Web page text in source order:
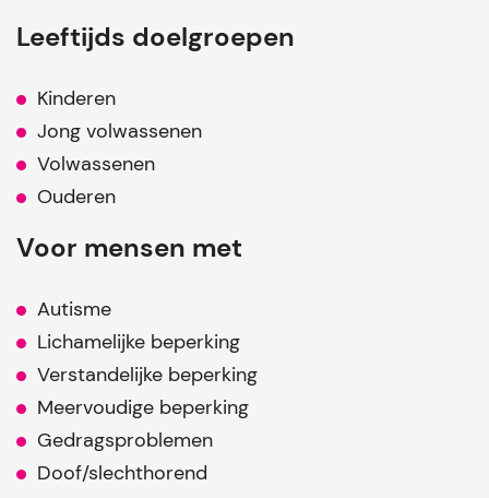
Leeftijds doelgroepen
Kinderen
Jong volwassenen
Volwassenen
Ouderen
Voor mensen met
Autisme
Lichamelijke beperking
Verstandelijke beperking
Meervoudige beperking
Gedragsproblemen
Doof/slechthorend